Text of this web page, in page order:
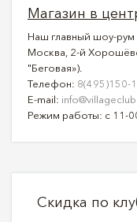
Магазин в
Наш главный шоу-
Москва, 2-й
"Беговая»).
Телефон: 8(495)150-
E-mail:
Режим работы: с 11-
Скидка по